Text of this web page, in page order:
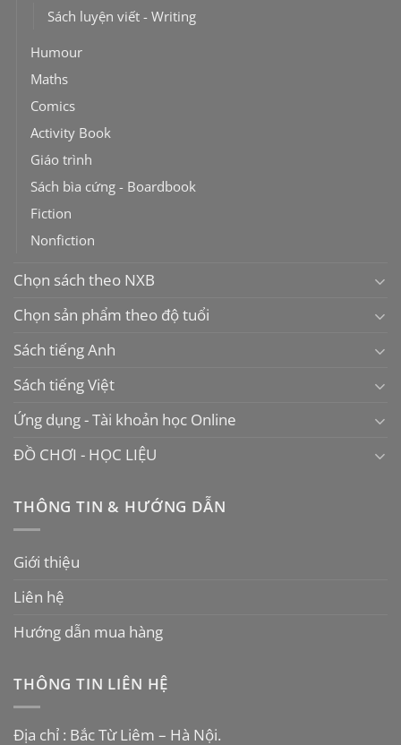
Sách luyện viết - Writing
Humour
Maths
Comics
Activity Book
Giáo trình
Sách bìa cứng - Boardbook
Fiction
Nonfiction
Chọn sách theo NXB
Chọn sản phẩm theo độ tuổi
Sách tiếng Anh
Sách tiếng Việt
Ứng dụng - Tài khoản học Online
ĐỒ CHƠI - HỌC LIỆU
THÔNG TIN & HƯỚNG DẪN
Giới thiệu
Liên hệ
Hướng dẫn mua hàng
THÔNG TIN LIÊN HỆ
Địa chỉ : Bắc Từ Liêm – Hà Nội.